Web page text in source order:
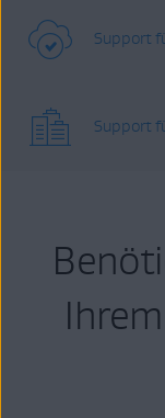
Support
Support